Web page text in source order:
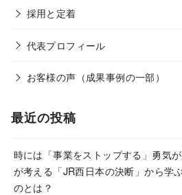
採用と定着
代表プロフィール
お客様の声（成果事例の一部）
最近の投稿
時には「事業をストップする」勇気
が考える「JR西日本の決断」から学
のとは？